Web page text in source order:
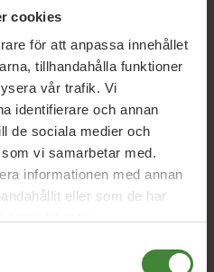
cookies
för att anpassa innehållet
tillhandahålla funktioner
vår trafik. Vi
identifierare och annan
de sociala medier och
vi samarbetar med.
informationen med annan
eller som de har
och hjälp oss
budskap